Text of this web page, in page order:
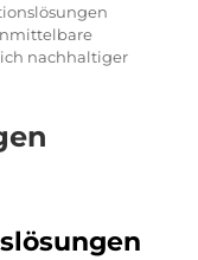
nachhaltiger